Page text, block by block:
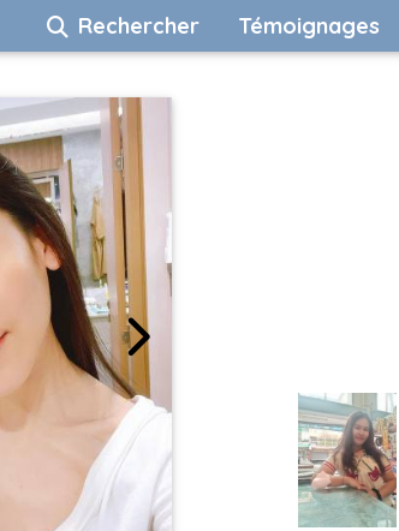
Rechercher Témoignages